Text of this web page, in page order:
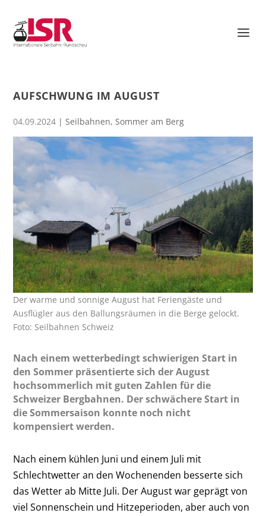
AUFSCHWUNG IM AUGUST
04.09.2024 |Seilbahnen,Sommer am Berg
Der warme und sonnige August hat Feriengäste und
Ausflügler aus den Ballungsräumen in die Berge gelockt.
Foto: Seilbahnen Schweiz
Nach einem wetterbedingt schwierigen Start in
den Sommer präsentierte sich der August
hochsommerlich mit guten Zahlen für die
Schweizer Bergbahnen. Der schwächere Start in
die Sommersaison konnte noch nicht
kompensiert werden.
Nach einem kühlen Juni und einem Juli mit
Schlechtwetter an den Wochenenden besserte sich
das Wetter ab Mitte Juli. Der August war geprägt von
viel Sonnenschein und Hitzeperioden, aber auch von